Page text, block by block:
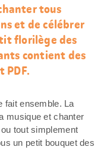
tous
et de célébrer
florilège des
contient des
PDF.
fait ensemble. La
musique et chanter
tout simplement
un petit bouquet des